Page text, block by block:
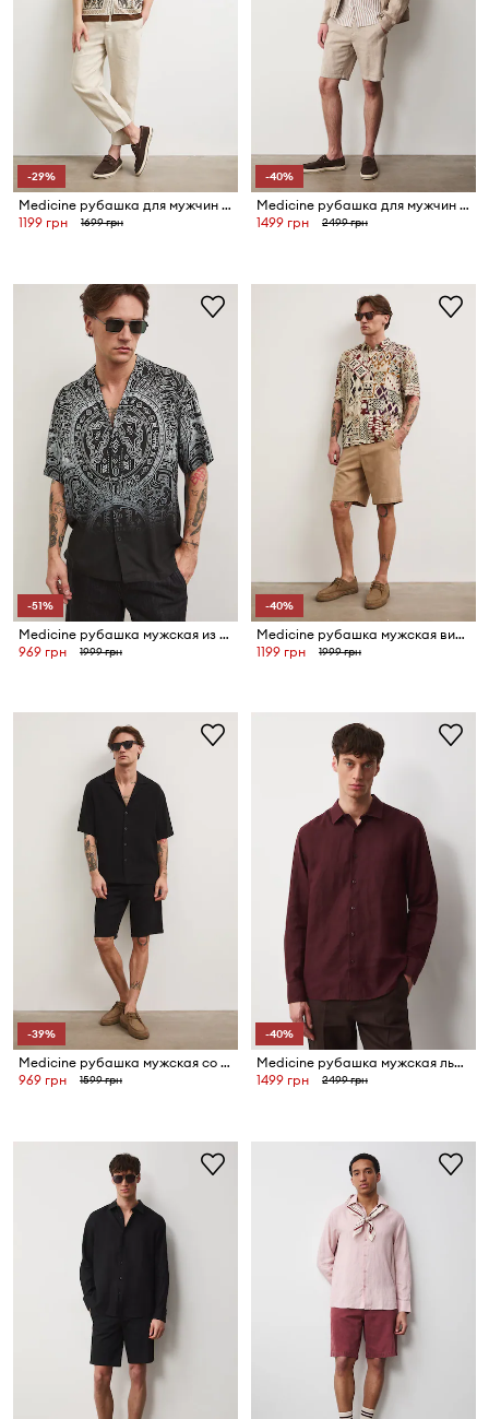
-29%
Medicine рубашка для мужчин из вискозы
1199 грн
1699 грн
-40%
Medicine рубашка для мужчин из льна
1499 грн
2499 грн
-51%
Medicine рубашка мужская из вискозы
969 грн
1999 грн
-40%
Medicine рубашка мужская вискозная
1199 грн
1999 грн
-39%
Medicine рубашка мужская со льном
969 грн
1599 грн
-40%
Medicine рубашка мужская льняная
1499 грн
2499 грн